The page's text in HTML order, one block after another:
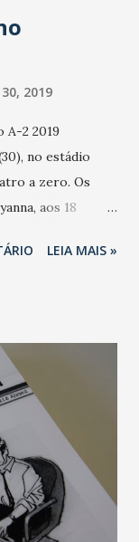
2019
A-2 2019
no estádio
a zero. Os
aos 18
Ceará lidera o
volta a
Castelão, em São
LEIA MAIS »